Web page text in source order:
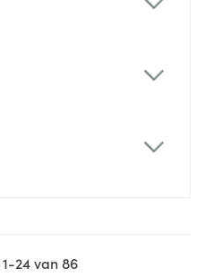
1-24van86